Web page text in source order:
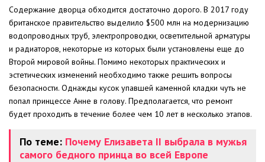
Содержание дворца обходится достаточно дорого. В 2017 году
британское правительство выделило $500 млн на модернизацию
водопроводных труб, электропроводки, осветительной арматуры
и радиаторов, некоторые из которых были установлены еще до
Второй мировой войны. Помимо некоторых практических и
эстетических изменений необходимо также решить вопросы
безопасности. Однажды кусок упавшей каменной кладки чуть не
попал принцессе Анне в голову. Предполагается, что ремонт
будет проходить в течение более чем 10 лет в несколько этапов.
По теме: Почему Елизавета II выбрала в мужья
самого бедного принца во всей Европе